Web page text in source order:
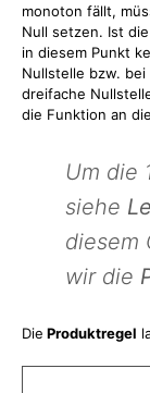
monoton fällt,
Null setzen. Ist
in diesem Punkt
Nullstelle bzw.
dreifache
die Funktion an
Um die
siehe
diesem
wir die
Die Produktregel